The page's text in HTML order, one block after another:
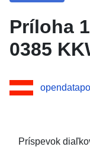
Príloha
0385
Príspevok